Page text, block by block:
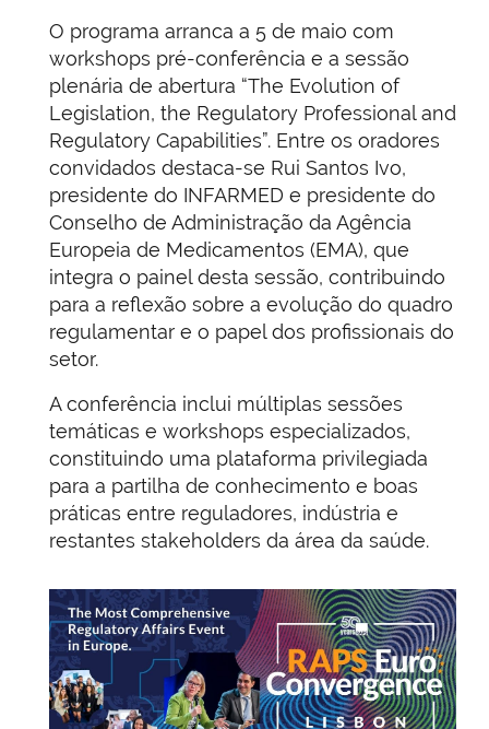
O programa arranca a 5 de maio com
workshops pré-conferência e a sessão
plenária de abertura “The Evolution of
Legislation, the Regulatory Professional and
Regulatory Capabilities”. Entre os oradores
convidados destaca-se Rui Santos Ivo,
presidente do INFARMED e presidente do
Conselho de Administração da Agência
Europeia de Medicamentos (EMA), que
integra o painel desta sessão, contribuindo
para a reflexão sobre a evolução do quadro
regulamentar e o papel dos profissionais do
setor.
A conferência inclui múltiplas sessões
temáticas e workshops especializados,
constituindo uma plataforma privilegiada
para a partilha de conhecimento e boas
práticas entre reguladores, indústria e
restantes stakeholders da área da saúde.